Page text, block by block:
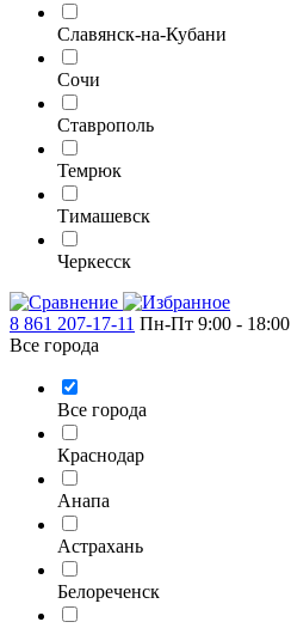
Славянск-на-Кубани
Сочи
Ставрополь
Темрюк
Тимашевск
Черкесск
8 861 207-17-11 Пн-Пт 9:00 - 18:00
Все города
Все города
Краснодар
Анапа
Астрахань
Белореченск